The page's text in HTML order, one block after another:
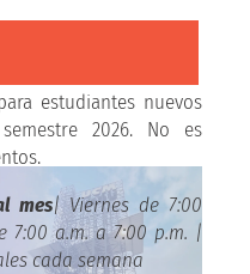
estudiantes nuevos
2026. No es
mes| Viernes de 7:00
7:00 a.m. a 7:00 p.m. |
cada semana